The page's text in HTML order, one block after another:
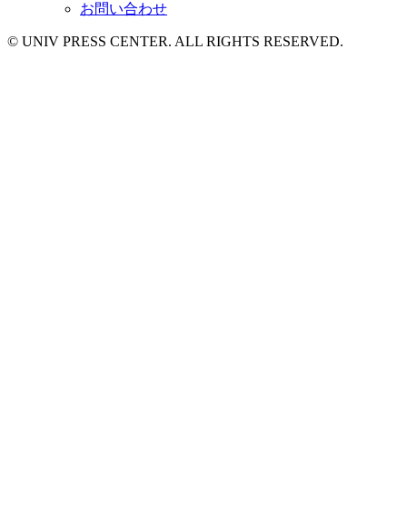
お問い合わせ
© UNIV PRESS CENTER. ALL RIGHTS RESERVED.